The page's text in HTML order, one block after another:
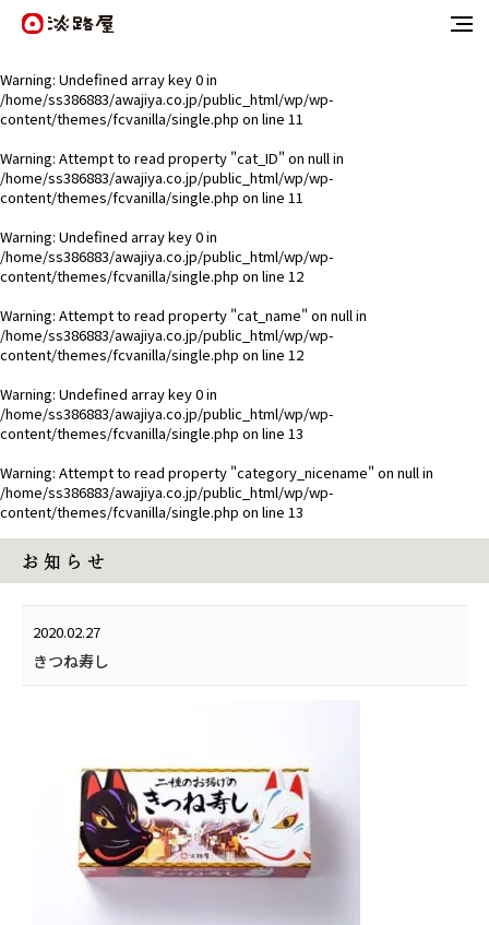
Warning: Undefined array key 0 in
/home/ss386883/awajiya.co.jp/public_html/wp/wp-
content/themes/fcvanilla/single.php on line 11
Warning: Attempt to read property "cat_ID" on null in
/home/ss386883/awajiya.co.jp/public_html/wp/wp-
content/themes/fcvanilla/single.php on line 11
Warning: Undefined array key 0 in
/home/ss386883/awajiya.co.jp/public_html/wp/wp-
content/themes/fcvanilla/single.php on line 12
Warning: Attempt to read property "cat_name" on null in
/home/ss386883/awajiya.co.jp/public_html/wp/wp-
content/themes/fcvanilla/single.php on line 12
Warning: Undefined array key 0 in
/home/ss386883/awajiya.co.jp/public_html/wp/wp-
content/themes/fcvanilla/single.php on line 13
Warning: Attempt to read property "category_nicename" on null in
/home/ss386883/awajiya.co.jp/public_html/wp/wp-
content/themes/fcvanilla/single.php on line 13
お 知 ら せ
2020.02.27
きつね寿し